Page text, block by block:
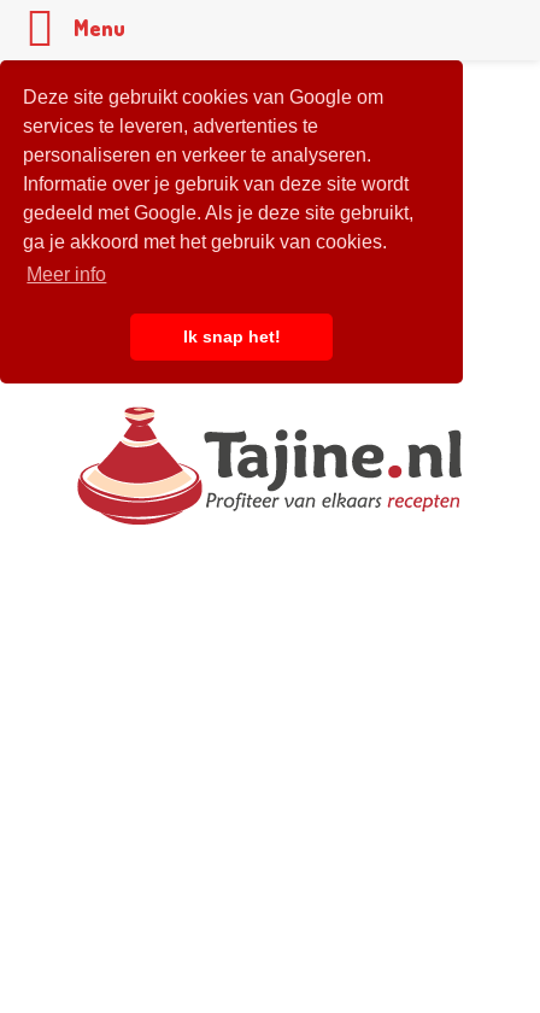
Deze site gebruikt cookies van Google om
services te leveren, advertenties te
personaliseren en verkeer te analyseren.
Informatie over je gebruik van deze site wordt
gedeeld met Google. Als je deze site gebruikt,
ga je akkoord met het gebruik van cookies.
Meer info
Ik snap het!
Menu